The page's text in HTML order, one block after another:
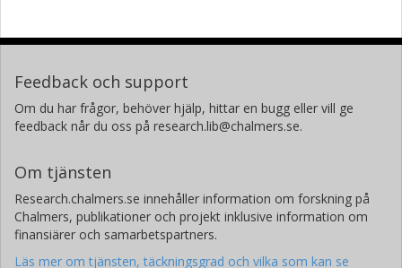
Feedback och support
Om du har frågor, behöver hjälp, hittar en bugg eller vill ge
feedback når du oss på research.lib@chalmers.se.
Om tjänsten
Research.chalmers.se innehåller information om forskning på
Chalmers, publikationer och projekt inklusive information om
finansiärer och samarbetspartners.
Läs mer om tjänsten, täckningsgrad och vilka som kan se